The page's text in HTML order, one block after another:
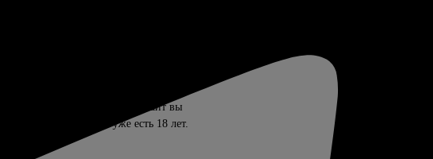
совершеннолетних. Входя на сайт вы
подтверждаете, что вам уже есть 18 лет.